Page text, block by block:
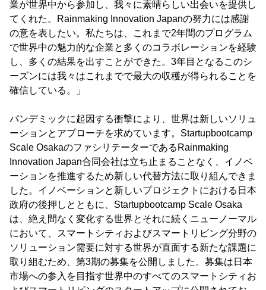
業が世界中から参加し、我々に素晴らしい出会いを提供し
てくれた。Rainmaking Innovation Japanの努力には感謝
の意を表したい。私たちは、これまで2年間のプログラム
で世界中の魅力的な企業と多くのコラボレーションを経験
し、多くの結果を出すことができた。3年目となるこのシ
ーズンには我々はこれまでで最大の収穫が得られることを
確信している。」
パンデミックに起因する衝撃により、世界は新しいソリュ
ーションとアプローチを求めています。Startupbootcamp
Scale OsakaのファシリテーターであるRainmaking
Innovation Japan合同会社は立ち止まることなく、イノベ
ーションを推進するため新しい代替方法に取り組んできま
した。イノベーションと新しいプロジェクトにおける日本
政府の後押しとともに、Startupbootcamp Scale Osaka
は、絶え間なく変化する世界とそれに続くニューノーマル
において、スマートシティおよびスマートリビング分野の
ソリューション需要に対する世界が直面する新たな課題に
取り組むため、第3期の募集を公開しました。募集は日本
市場への参入を目指す世界中のすべてのスマートシティお